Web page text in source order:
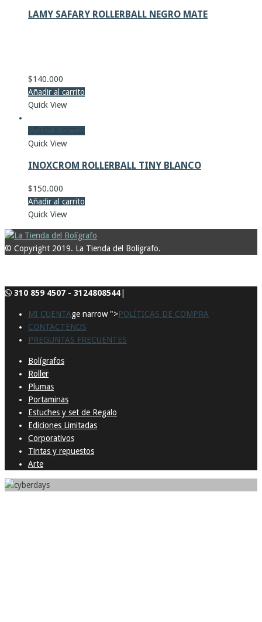
LAMY SAFARY ROLLERBALL NEGRO MATE
$140.000
Añadir al carrito
Quick View
Quick View
INOXCROM ROLLERBALL TINY BLANCO
$150.000
Añadir al carrito
Quick View
© Copyright 2019. La Tienda del Bolígrafo.
310 859 4507 - 3124808544
MI CUENTAge narrow ">POLÍTICAS DE COMPRA
CONTACTENOS
PREGUNTAS FRECUENTES
Bolígrafos
Roller
Plumas
Portaminas
Estuches y set de Regalo
Ediciones Limitadas
Corporativos
Tintas y repuestos
Arte